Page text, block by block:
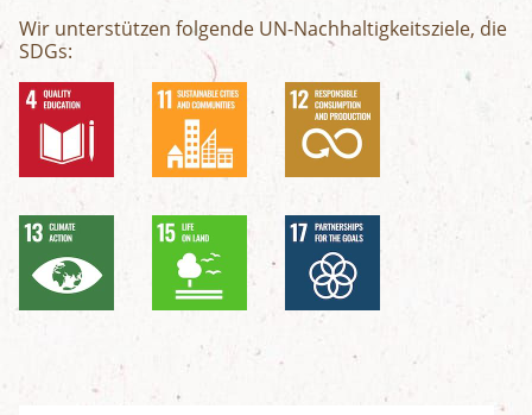
Wir unterstützen folgende UN-Nachhaltigkeitsziele, die
SDGs: